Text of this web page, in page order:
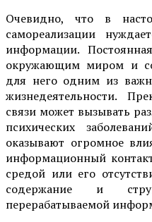
Очевидно, что в
самореализации
информации.
окружающим миром и
для него одним из
жизнедеятельности.
связи может вызывать
психических
оказывают огромное
информационный
средой или его
содержание и
перерабатываемой